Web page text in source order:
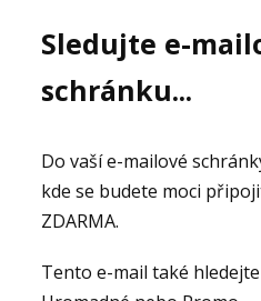
Sledujte e-
schránku...
Do vaší e-mailové
kde se budete moci
ZDARMA.
Tento e-mail také